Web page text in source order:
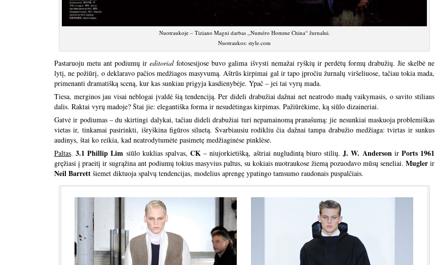
Nuotraukoje – Tiziano Magni darbas ,,Numéro Homme China“ žurnalui.
Nuotraukos: style.com
Pastaruoju metu ant podiumų ireditorial fotosesijose buvo galima išvysti nemažai ryškių ir perdėtų formų drabužių. Jie skelbė ne
lytį, ne požiūrį, o deklaravo pačios medžiagos masyvumą. Aštrūs kirpimai gal ir tapo įpročiu žurnalų viršeliuose, tačiau tokia mada,
primenanti dramatišką sceną, kur kas sunkiau prigyja kasdienybėje. Ypač – jei tai vyrų mada.
Tiesa, merginos jau visai neblogai įvaldė šią tendenciją. Per dideli drabužiai dažnai net neatrodo madų vaikymasis, o savito stiliaus
dalis. Raktai vyrų madoje? Štai jie: elegantiška forma ir nesudėtingas kirpimas. Pažiūrėkime, ką siūlo dizaineriai.
Gatvė ir podiumas – du skirtingi dalykai, tačiau dideli drabužiai turi nepamainomą pranašumą: jie nesunkiai maskuoja problemiškas
vietas ir, tinkamai pasirinkti, išryškina figūros siluetą. Svarbiausiu rodikliu čia dažnai tampa drabužio medžiaga: tvirtas ir sunkus
audinys, štai ko reikia, kad neatrodytumėte pasimetę medžiaginėse pinklėse.
Paltas.3.1 Phillip Lim siūlo kuklias spalvas,CK – niujorkietišką, aštriai nugludintą biuro stilių.J. W. Andersonir Ports 1961
gręžiasi į praeitį ir sugrąžina ant podiumų tokius masyvius paltus, su kokiais nuotraukose žiemą pozuodavo mūsų seneliai. Mugler ir
Neil Barrett šiemet diktuoja spalvų tendencijas, modelius aprengę ypatingo tamsumo raudonais puspalčiais.